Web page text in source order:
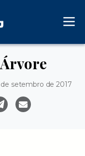
de setembro de 2017